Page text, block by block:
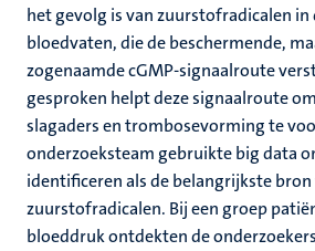
het gevolg is van zuurstofradicalen in
bloedvaten, die de beschermende,
zogenaamde cGMP-signaalroute
gesproken helpt deze signaalroute
slagaders en trombosevorming te
onderzoeksteam gebruikte big data
identificeren als de belangrijkste bron
zuurstofradicalen. Bij een groep
bloeddruk ontdekten de